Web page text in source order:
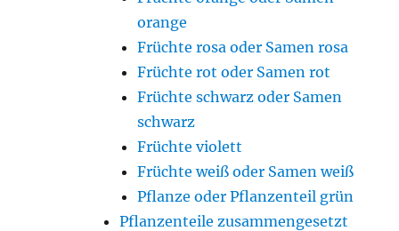
orange
Früchte rosa oder Samen rosa
Früchte rot oder Samen rot
Früchte schwarz oder Samen
schwarz
Früchte violett
Früchte weiß oder Samen weiß
Pflanze oder Pflanzenteil grün
Pflanzenteile zusammengesetzt